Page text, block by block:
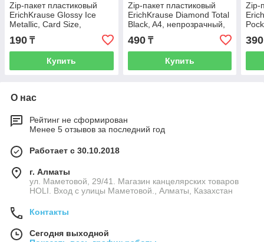
Zip-пакет пластиковый
ErichKrause Glossy Ice
Metallic, Card Size,
непрозрачный, ассорти (в
пакете по
190 ₸
Купить
Zip-пакет пластиковый
ErichKrause Diamond Total
Black, A4, непрозрачный,
черный (в пакете по 12
шт.)
490₸
Купить
Zip-
390
О нас
Рейтинг не сформирован
Менее 5 отзывов за последний год
Работает с 30.10.2018
г. Алматы
ул. Маметовой, 29/41. Магазин канцелярских товаров
HOLI. Вход с улицы Маметовой., Алматы, Казахстан
Контакты
Сегодня выходной